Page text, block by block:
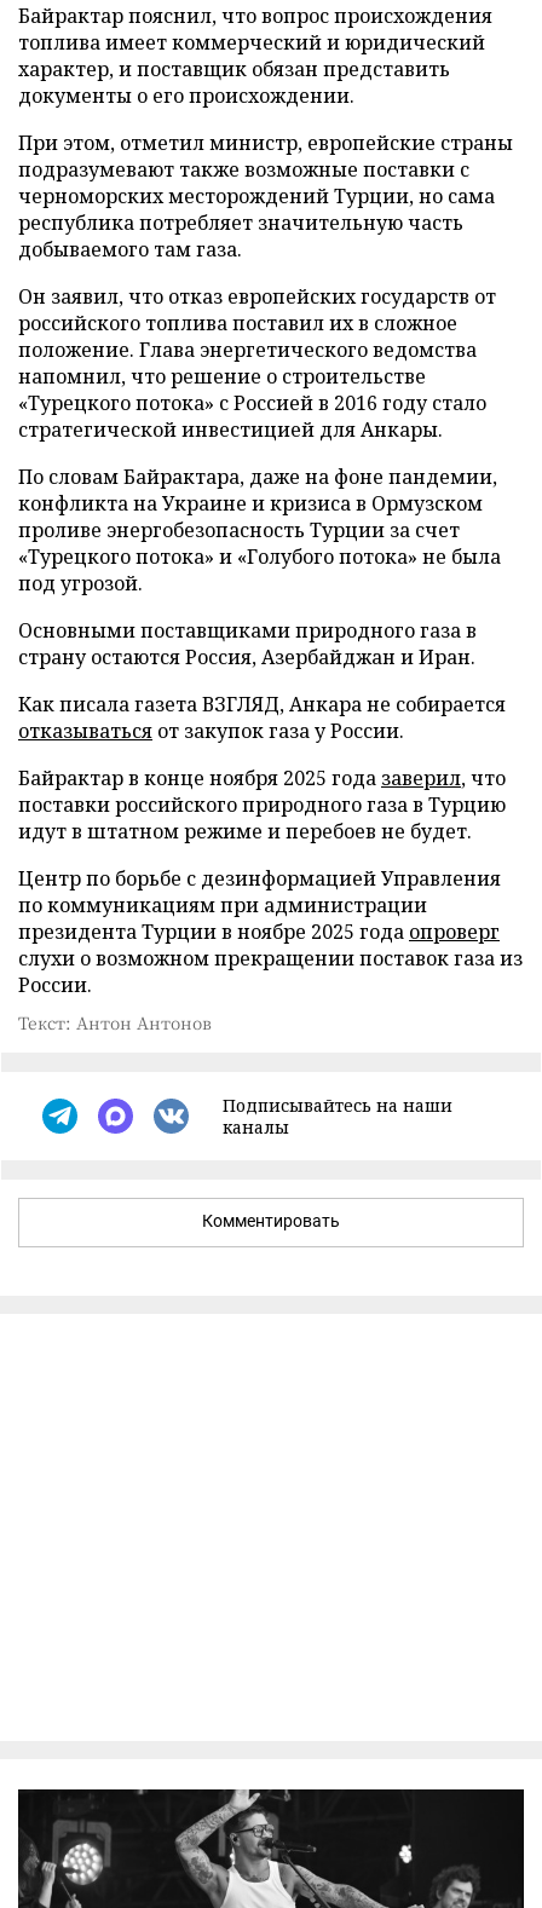
Байрактар пояснил, что вопрос происхождения
топлива имеет коммерческий и юридический
характер, и поставщик обязан представить
документы о его происхождении.
При этом, отметил министр, европейские страны
подразумевают также возможные поставки с
черноморских месторождений Турции, но сама
республика потребляет значительную часть
добываемого там газа.
Он заявил, что отказ европейских государств от
российского топлива поставил их в сложное
положение. Глава энергетического ведомства
напомнил, что решение о строительстве
«Турецкого потока» с Россией в 2016 году стало
стратегической инвестицией для Анкары.
По словам Байрактара, даже на фоне пандемии,
конфликта на Украине и кризиса в Ормузском
проливе энергобезопасность Турции за счет
«Турецкого потока» и «Голубого потока» не была
под угрозой.
Основными поставщиками природного газа в
страну остаются Россия, Азербайджан и Иран.
Как писала газета ВЗГЛЯД, Анкара не собирается
отказываться от закупок газа у России.
Байрактар в конце ноября 2025 года заверил, что
поставки российского природного газа в Турцию
идут в штатном режиме и перебоев не будет.
Центр по борьбе с дезинформацией Управления
по коммуникациям при администрации
президента Турции в ноябре 2025 года опроверг
слухи о возможном прекращении поставок газа из
России.
Текст: Антон Антонов
Подписывайтесь на наши
каналы
Комментировать